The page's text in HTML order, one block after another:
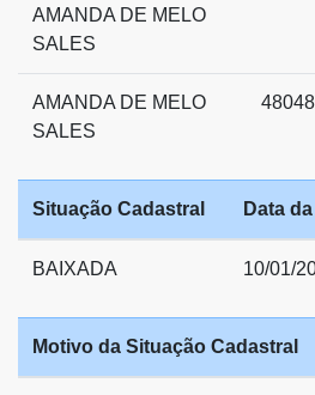
AMANDA DE MELO
SALES
AMANDA DE MELO
SALES
Situação Cadastral Data
BAIXADA 10/01/
Motivo da Situação Cadastral